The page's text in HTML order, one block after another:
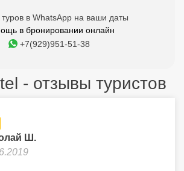
в WhatsApp на ваши даты
в бронировании онлайн
+7(929)951-51-38
- отзывы туристов
Ш.